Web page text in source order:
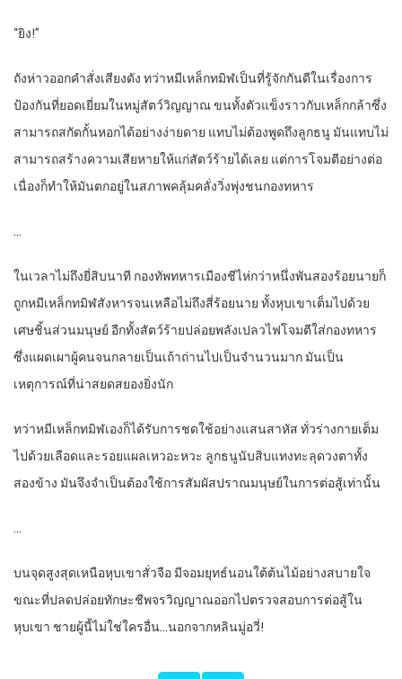
“ยิง!”
ถังห่าวออกคำสั่งเสียงดัง ทว่าหมีเหล็กทมิฬเป็นที่รู้จักกันดีในเรื่องการ
ป้องกันที่ยอดเยี่ยมในหมู่สัตว์วิญญาณ ขนทั้งตัวแข็งราวกับเหล็กกล้าซึ่ง
สามารถสกัดกั้นหอกได้อย่างง่ายดาย แทบไม่ต้องพูดถึงลูกธนู มันแทบไม่
สามารถสร้างความเสียหายให้แก่สัตว์ร้ายได้เลย แต่การโจมตีอย่างต่อ
เนื่องก็ทำให้มันตกอยู่ในสภาพคลุ้มคลั่งวิ่งพุ่งชนกองทหาร
…
ในเวลาไม่ถึงยี่สิบนาที กองทัพทหารเมืองชีไห่กว่าหนึ่งพันสองร้อยนายก็
ถูกหมีเหล็กทมิฬสังหารจนเหลือไม่ถึงสี่ร้อยนาย ทั้งหุบเขาเต็มไปด้วย
เศษชิ้นส่วนมนุษย์ อีกทั้งสัตว์ร้ายปล่อยพลังเปลวไฟโจมตีใส่กองทหาร
ซึ่งแผดเผาผู้คนจนกลายเป็นเถ้าถ่านไปเป็นจำนวนมาก มันเป็น
เหตุการณ์ที่น่าสยดสยองยิ่งนัก
ทว่าหมีเหล็กทมิฬเองก็ได้รับการชดใช้อย่างแสนสาหัส ทั่วร่างกายเต็ม
ไปด้วยเลือดและรอยแผลเหวอะหวะ ลูกธนูนับสิบแทงทะลุดวงตาทั้ง
สองข้าง มันจึงจำเป็นต้องใช้การสัมผัสปราณมนุษย์ในการต่อสู้เท่านั้น
…
บนจุดสูงสุดเหนือหุบเขาสั่วจือ มีจอมยุทธ์นอนใต้ต้นไม้อย่างสบายใจ
ขณะที่ปลดปล่อยทักษะชีพจรวิญญาณออกไปตรวจสอบการต่อสู้ใน
หุบเขา ชายผู้นี้ไม่ใช่ใครอื่น…นอกจากหลินมู่อวี่!